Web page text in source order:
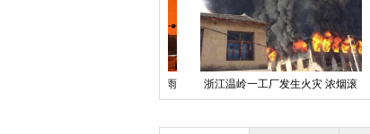
深圳一地铁乘客晕倒引发踩踏 9人
受伤